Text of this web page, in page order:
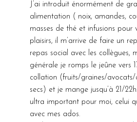
J’ai introduit énormément de
alimentation ( noix, amandes,
masses de thé et infusions pour
plaisirs, il m’arrive de faire un
repas social avec les collègues,
générale je romps le jeûne vers
collation (fruits/graines/avocats/
secs) et je mange jusqu’à 21/
ultra important pour moi, celui
avec mes ados.